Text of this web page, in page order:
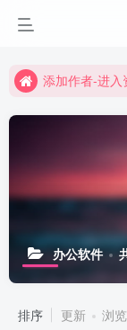
全平台同名：
添加作者-进入
网站所有内容
全平台同名：
办公软件
排序 更新 浏览